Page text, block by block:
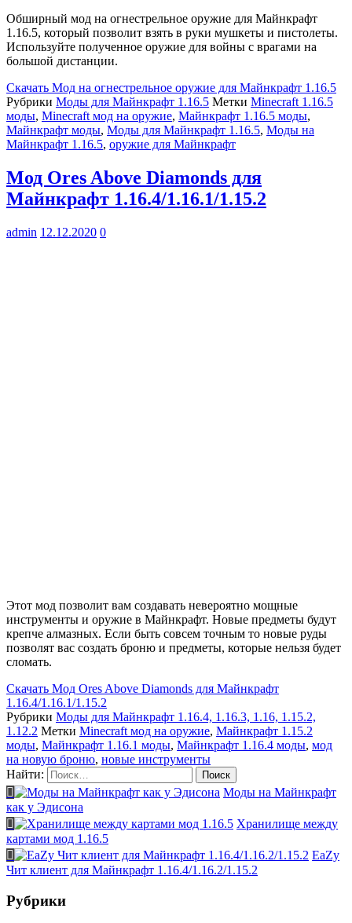
Обширный мод на огнестрельное оружие для Майнкрафт
1.16.5, который позволит взять в руки мушкеты и пистолеты.
Используйте полученное оружие для войны с врагами на
большой дистанции.
Скачать Мод на огнестрельное оружие для Майнкрафт 1.16.5
Рубрики Моды для Майнкрафт 1.16.5 Метки Minecraft 1.16.5
моды, Minecraft мод на оружие, Майнкрафт 1.16.5 моды,
Майнкрафт моды, Моды для Майнкрафт 1.16.5, Моды на
Майнкрафт 1.16.5, оружие для Майнкрафт
Мод Ores Above Diamonds для
Майнкрафт 1.16.4/1.16.1/1.15.2
admin 12.12.2020 0
Этот мод позволит вам создавать невероятно мощные
инструменты и оружие в Майнкрафт. Новые предметы будут
крепче алмазных. Если быть совсем точным то новые руды
позволят вас создать броню и предметы, которые нельзя будет
сломать.
Скачать Мод Ores Above Diamonds для Майнкрафт
1.16.4/1.16.1/1.15.2
Рубрики Моды для Майнкрафт 1.16.4, 1.16.3, 1.16, 1.15.2,
1.12.2 Метки Minecraft мод на оружие, Майнкрафт 1.15.2
моды, Майнкрафт 1.16.1 моды, Майнкрафт 1.16.4 моды, мод
на новую броню, новые инструменты
Найти:
Моды на Майнкрафт
как у Эдисона
Хранилище между
картами мод 1.16.5
EaZy
Чит клиент для Майнкрафт 1.16.4/1.16.2/1.15.2
Рубрики